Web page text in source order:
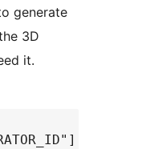
generate
3D
it.